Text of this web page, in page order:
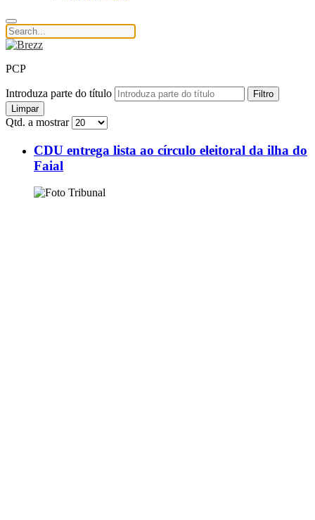
PCP
Introduza parte do título
Filtro
Limpar
Qtd. a mostrar
CDU entrega lista ao círculo eleitoral da ilha do
Faial